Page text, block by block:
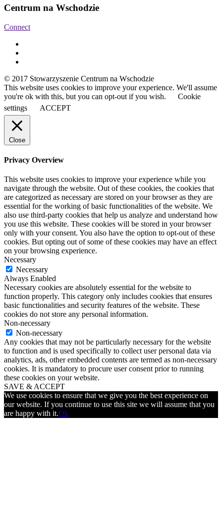
Centrum na Wschodzie
Connect
© 2017 Stowarzyszenie Centrum na Wschodzie
This website uses cookies to improve your experience. We'll assume
you're ok with this, but you can opt-out if you wish.
Cookie
settings
ACCEPT
Close
Privacy Overview
This website uses cookies to improve your experience while you
navigate through the website. Out of these cookies, the cookies that
are categorized as necessary are stored on your browser as they are
essential for the working of basic functionalities of the website. We
also use third-party cookies that help us analyze and understand how
you use this website. These cookies will be stored in your browser
only with your consent. You also have the option to opt-out of these
cookies. But opting out of some of these cookies may have an effect
on your browsing experience.
Necessary
Necessary
Always Enabled
Necessary cookies are absolutely essential for the website to
function properly. This category only includes cookies that ensures
basic functionalities and security features of the website. These
cookies do not store any personal information.
Non-necessary
Non-necessary
Any cookies that may not be particularly necessary for the website
to function and is used specifically to collect user personal data via
analytics, ads, other embedded contents are termed as non-necessary
cookies. It is mandatory to procure user consent prior to running
these cookies on your website.
SAVE & ACCEPT
We use cookies to ensure that we give you the best experience on
our website. If you continue to use this site we will assume that you
are happy with it.Ok